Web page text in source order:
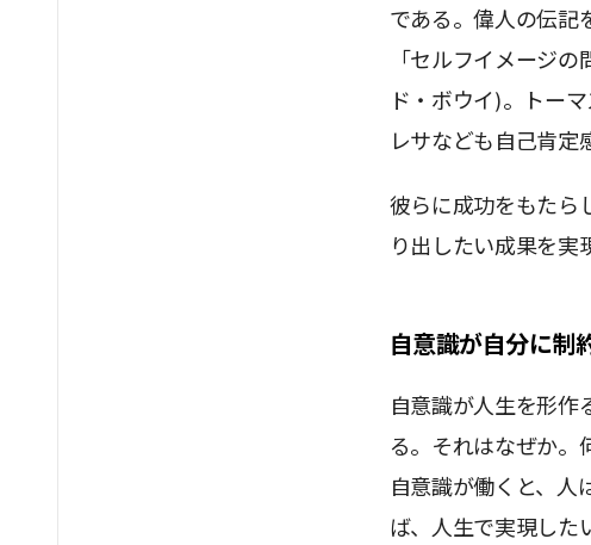
である。偉人の伝記
「セルフイメージ
ド・ボウイ)。トー
レサなども自己肯定
彼らに成功をもたら
り出したい成果を実
自意識が自分に制
自意識が人生を形作
る。それはなぜか。
自意識が働くと、人
ば、人生で実現した